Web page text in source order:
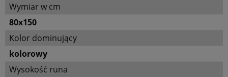
Wymiar w cm
80x150
Kolor dominujący
kolorowy
Wysokość runa